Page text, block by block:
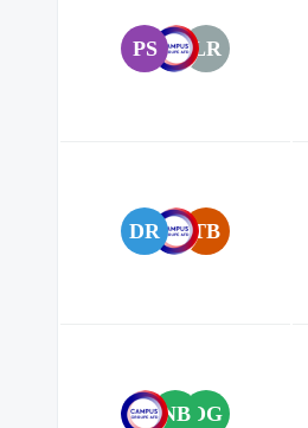
PS LR
DR TB
NBOG